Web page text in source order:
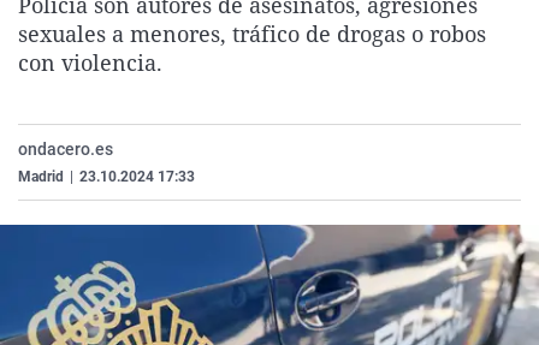
La rosa de los vientos
Caso
Extremadura
Virales
sexuales a menores, tráfico de drogas o robos
con violencia.
ondacero.es
Madrid 23.10.2024 17:33